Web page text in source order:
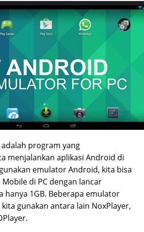
program yang
menjalankan aplikasi Android di
emulator Android, kita bisa
di PC dengan lancar
hanya 1GB. Beberapa emulator
gunakan antara lain NoxPlayer,